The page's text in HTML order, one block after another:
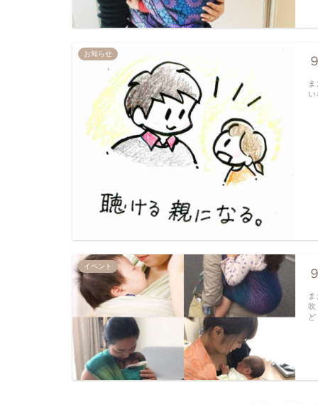
お知らせ
イベント